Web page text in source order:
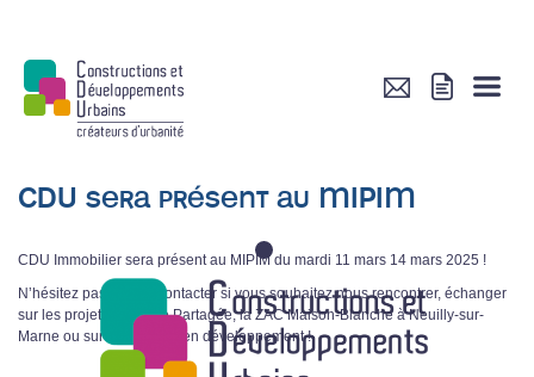
CDU sera présent au MIPIM
CDU Immobilier sera présent au MIPIM du mardi 11 mars 14 mars 2025 !
N’hésitez pas à nous contacter si vous souhaitez nous rencontrer, échanger
sur les projets Nanterre Partagée, la ZAC Maison-Blanche à Neuilly-sur-
Marne ou sur nos projets en développement !